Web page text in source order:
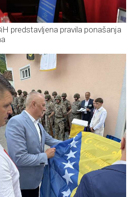
predstavljena pravila ponašanja